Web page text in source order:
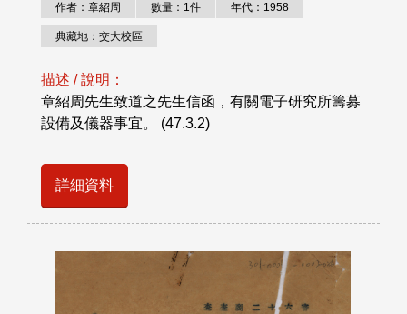
作者：章紹周 數量：1件 年代：1958
典藏地：交大校區
描述 / 說明：
章紹周先生致道之先生信函，有關電子研究所籌募
設備及儀器事宜。 (47.3.2)
詳細資料